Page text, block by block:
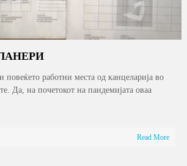
повеќето работни места од канцеларија во
Да, на почетокот на пандемијата оваа
Read More